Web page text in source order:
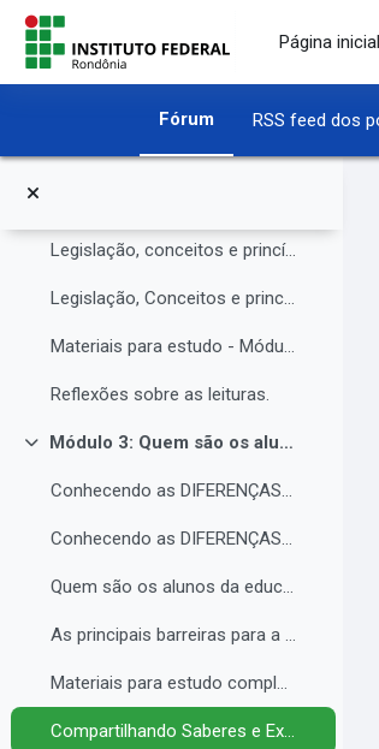
Ir para o conteúdo principal
Página inicial
Fórum RSS feed dos
Compartilhando Saberes e Experiências.
Legislação, conceitos e princípios da educação inclusiva.
Legislação, Conceitos e princípios da educação inclusiva (parte 2)
Materiais para estudo - Módulo 2.
Reflexões sobre as leituras.
Contrair
Módulo 3: Quem são os alunos da educação inclusiva.
Conhecendo as DIFERENÇAS para promover a IGUALDADE com EQUIDADE.
Conhecendo as DIFERENÇAS para promover a IGUALDADE com EQUIDADE.
Quem são os alunos da educação inclusiva.
As principais barreiras para a inclusão.
Materiais para estudo complementar - Módulo 3.
Compartilhando Saberes e Experiências. 2